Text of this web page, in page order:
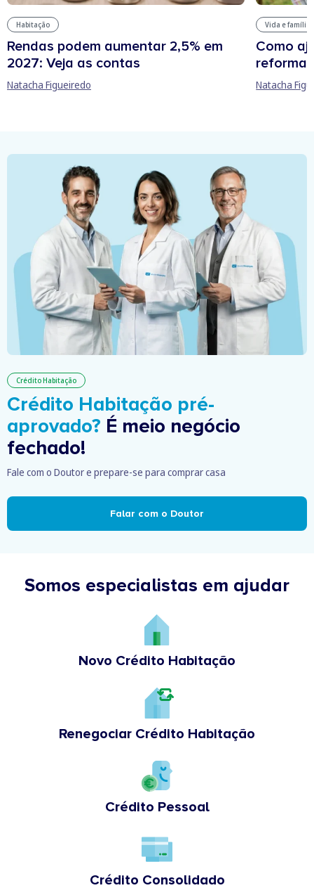
Habitação
Rendas podem aumentar 2,5% em
2027: Veja as contas
Natacha Figueiredo
Vida e família
Como
reforma
Natacha
Crédito Habitação
Crédito Habitação pré-
aprovado? É meio negócio
fechado!
Fale com o Doutor e prepare-se para comprar casa
Falar com o Doutor
Somos especialistas em ajudar
Novo Crédito Habitação
Renegociar Crédito Habitação
Crédito Pessoal
Crédito Consolidado